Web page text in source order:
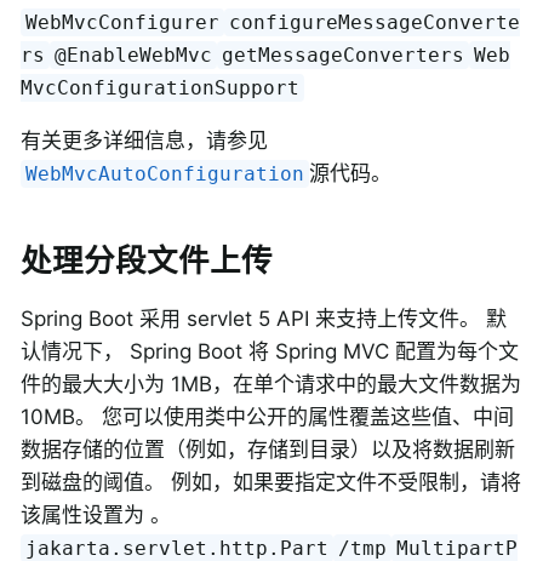
WebMvcConfigurer configureMessageConverte
rs @EnableWebMvc getMessageConverters Web
MvcConfigurationSupport
有关更多详细信息，请参见
WebMvcAutoConfiguration 源代码。
处理分段文件上传
Spring Boot 采用 servlet 5 API 来支持上传文件。 默
认情况下， Spring Boot 将 Spring MVC 配置为每个文
件的最大大小为 1MB，在单个请求中的最大文件数据为
10MB。 您可以使用类中公开的属性覆盖这些值、中间
数据存储的位置（例如，存储到目录）以及将数据刷新
到磁盘的阈值。 例如，如果要指定文件不受限制，请将
该属性设置为 。
jakarta.servlet.http.Part /tmp MultipartP